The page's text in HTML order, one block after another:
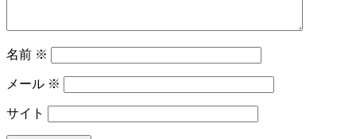
名前 ※
メール ※
サイト